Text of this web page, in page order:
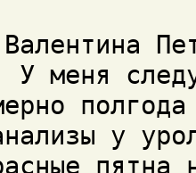
У меня
у
пятна